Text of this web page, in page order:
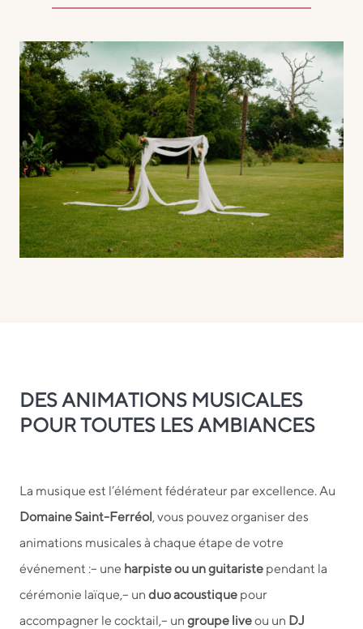
DES ANIMATIONS MUSICALES
POUR TOUTES LES AMBIANCES
La musique est l’élément fédérateur par excellence. Au
Domaine Saint-Ferréol, vous pouvez organiser des
animations musicales à chaque étape de votre
événement :– une harpiste ou un guitariste pendant la
cérémonie laïque,– un duo acoustique pour
accompagner le cocktail,– un groupe liveou un DJ